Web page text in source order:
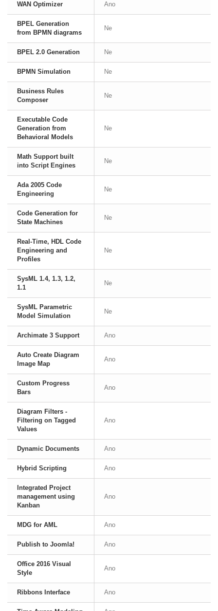
WAN Optimizer Ano
BPEL Generation
from BPMN diagrams
Ne
BPEL 2.0 Generation Ne
BPMN Simulation Ne
Business Rules
Composer
Ne
Executable Code
Generation from
Behavioral Models
Ne
Math Support built
into Script Engines
Ne
Ada 2005 Code
Engineering
Ne
Code Generation for
State Machines
Ne
Real-Time, HDL Code
Engineering and
Profiles
Ne
SysML 1.4, 1.3, 1.2,
1.1
Ne
SysML Parametric
Model Simulation
Ne
Archimate 3 Support Ano
Auto Create Diagram
Image Map
Ano
Custom Progress
Bars
Ano
Diagram Filters -
Filtering on Tagged
Values
Ano
Dynamic Documents Ano
Hybrid Scripting Ano
Integrated Project
management using
Kanban
Ano
MDG for AML Ano
Publish to Joomla! Ano
Office 2016 Visual
Style
Ano
Ribbons Interface Ano